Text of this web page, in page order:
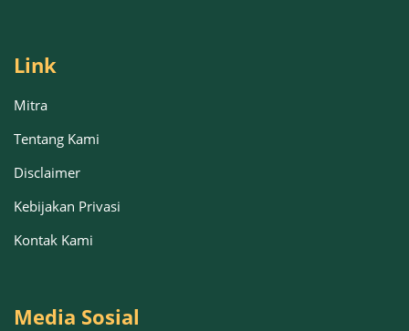
Link
Mitra
Tentang Kami
Disclaimer
Kebijakan Privasi
Kontak Kami
Media Sosial